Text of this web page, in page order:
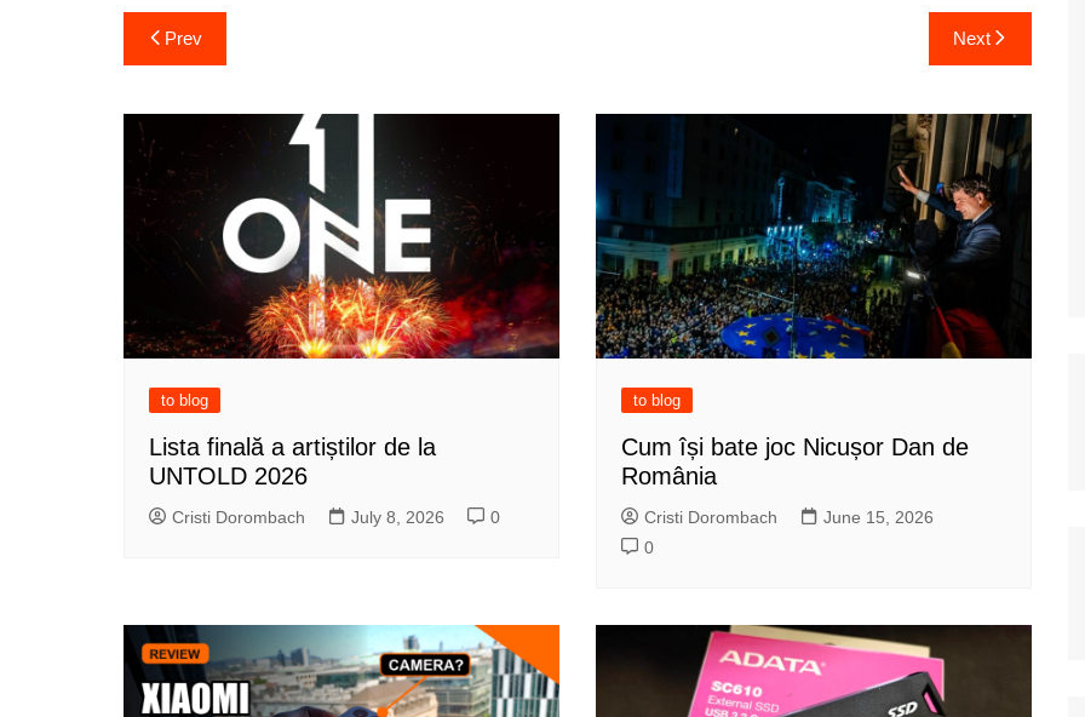
Post
navigation
Prev Next
to blog
Lista finală a artiștilor de la
UNTOLD 2026
Cristi Dorombach July 8, 2026 0
to blog
Cum își bate joc Nicușor Dan de
România
Cristi Dorombach
June 15, 2026
0